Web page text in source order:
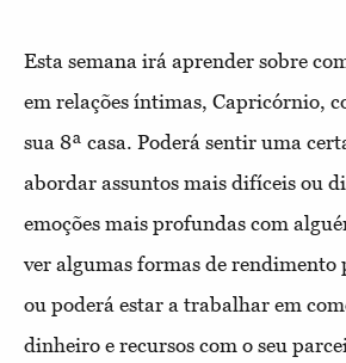
Esta semana irá aprender sobre
em relações íntimas, Capricórnio,
sua 8ª casa. Poderá sentir uma
abordar assuntos mais difíceis ou
emoções mais profundas com
ver algumas formas de rendimento
ou poderá estar a trabalhar em
dinheiro e recursos com o seu